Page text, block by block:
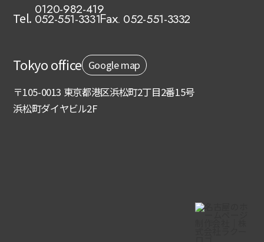
0120-982-419
Tel. 052-551-3331Fax. 052-551-3332
Tokyo office Google map
〒105-0013 東京都港区浜松町2丁目2番15号
浜松町ダイヤビル2F